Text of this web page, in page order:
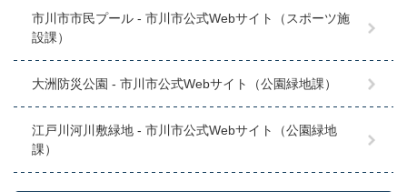
市川市市民プール - 市川市公式Webサイト（スポーツ施
設課）
大洲防災公園 - 市川市公式Webサイト（公園緑地課）
江戸川河川敷緑地 - 市川市公式Webサイト（公園緑地
課）